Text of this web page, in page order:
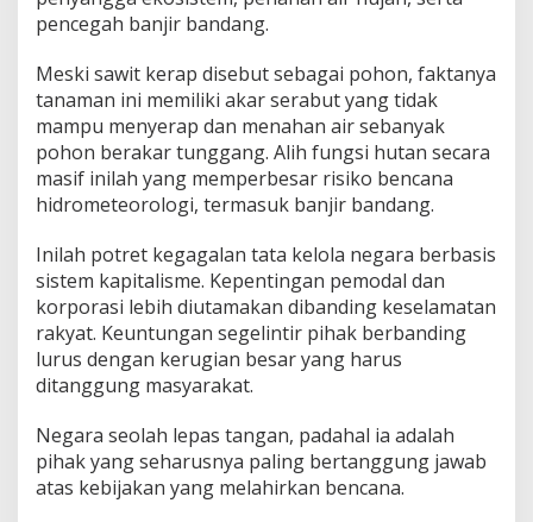
pencegah banjir bandang.
Meski sawit kerap disebut sebagai pohon, faktanya
tanaman ini memiliki akar serabut yang tidak
mampu menyerap dan menahan air sebanyak
pohon berakar tunggang. Alih fungsi hutan secara
masif inilah yang memperbesar risiko bencana
hidrometeorologi, termasuk banjir bandang.
Inilah potret kegagalan tata kelola negara berbasis
sistem kapitalisme. Kepentingan pemodal dan
korporasi lebih diutamakan dibanding keselamatan
rakyat. Keuntungan segelintir pihak berbanding
lurus dengan kerugian besar yang harus
ditanggung masyarakat.
Negara seolah lepas tangan, padahal ia adalah
pihak yang seharusnya paling bertanggung jawab
atas kebijakan yang melahirkan bencana.